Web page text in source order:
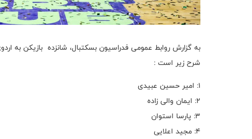
شرح زیر است :
۱: امیر حسین عبیدی
۲: ایمان والی زاده
۳: پارسا استوان
۴: مجید اعلایی